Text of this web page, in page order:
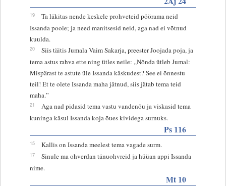
19
Ta läkitas nende keskele prohveteid pöörama neid
Issanda poole; ja need manitsesid neid, aga nad ei võtnud
kuulda.
20
Siis täitis Jumala Vaim Sakarja, preester Joojada poja, ja
tema astus rahva ette ning ütles neile: „Nõnda ütleb Jumal:
Mispärast te astute üle Issanda käskudest? See ei õnnestu
teil! Et te olete Issanda maha jätnud, siis jätab tema teid
maha.”
21
Aga nad pidasid tema vastu vandenõu ja viskasid tema
kuninga käsul Issanda koja õues kividega surnuks.
Ps 116
15 Kallis on Issanda meelest tema vagade surm.
17
Sinule ma ohverdan tänuohvreid ja hüüan appi Issanda
nime.
Mt 10